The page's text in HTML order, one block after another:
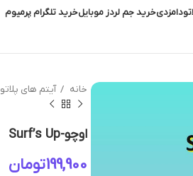
دامزدیخرید جم لردز موبایلخرید تلگرام پرمیوم
خانه آیتم های پلاتو
اوچو-Surf’s Up
تومان